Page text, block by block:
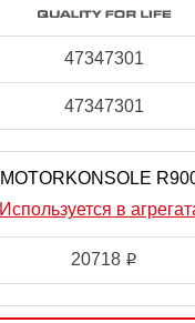
47347301
47347301
MOTORKONSOLE
Используется в
20718 i